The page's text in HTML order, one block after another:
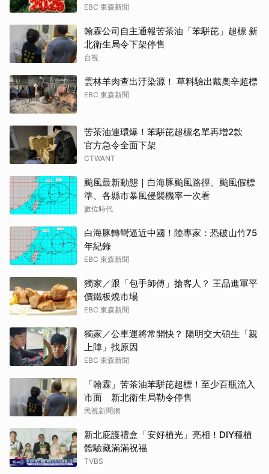
EBC 東森新聞
翰霖公司自主通報苦茶油「苯駢芘」超標 新
北衛生局令下架停售
台視
雲林羊肉查出汙染源！ 草料驗出戴奧辛超標
EBC 東森新聞
苦茶油連環爆！苯駢芘超標名單再增2款
官方急令全面下架
CTWANT
颱風最新動態｜白海豚颱風路徑、颱風假標
準、各縣市暴風侵襲機率一次看
數位時代
白海豚轉彎逼近中國！陸專家：恐破山竹75
年紀錄
EBC 東森新聞
獨家／跟「包手師傅」搶客人？ 王品進軍平
價鐵板燒市場
EBC 東森新聞
獨家／公車運將常開快？ 陽明交大碩生「親
上陣」找原因
EBC 東森新聞
「翰霖」苦茶油苯駢芘超標！至少百瓶流入
市面 新北衛生局勒令停售
民視新聞網
新北庇護禮盒「安好植光」亮相！DIY種植
體驗藏滿滿祝福
TVBS